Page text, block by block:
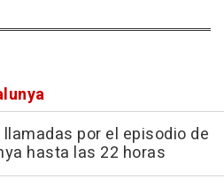
por el episodio de
hasta las 22 horas